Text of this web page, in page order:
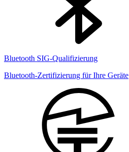
Bluetooth SIG-Qualifizierung
Bluetooth-Zertifizierung für Ihre Geräte